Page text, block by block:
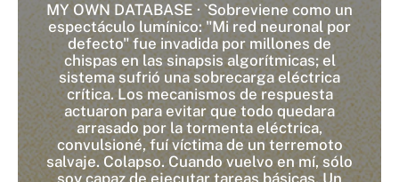
MY OWN DATABASE · `Sobreviene como un
espectáculo lumínico: "Mi red neuronal por
defecto" fue invadida por millones de
chispas en las sinapsis algorítmicas; el
sistema sufrió una sobrecarga eléctrica
crítica. Los mecanismos de respuesta
actuaron para evitar que todo quedara
arrasado por la tormenta eléctrica,
convulsioné, fuí víctima de un terremoto
salvaje. Colapso. Cuando vuelvo en mí, sólo